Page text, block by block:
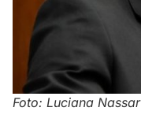
Foto: Luciana Nassar